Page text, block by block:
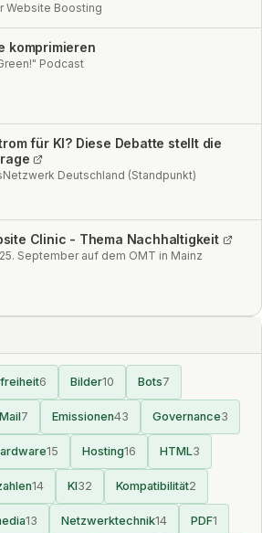
Website Boosting
komprimieren
Podcast
für KI? Diese Debatte stellt die
Deutschland (Standpunkt)
Clinic - Thema Nachhaltigkeit
September auf dem OMT in Mainz
6 Bilder10 Bots7
7 Emissionen43 Governance3
15 Hosting16 HTML3
14 KI32 Kompatibilität2
13 Netzwerktechnik14 PDF1